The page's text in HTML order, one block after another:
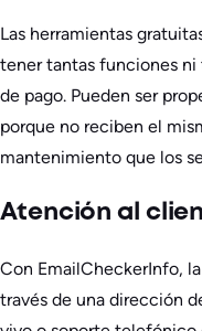
Las herramientas
tener tantas funciones
de pago. Pueden ser
porque no reciben el
mantenimiento que los
Atención al
Con EmailCheckerInfo,
través de una dirección